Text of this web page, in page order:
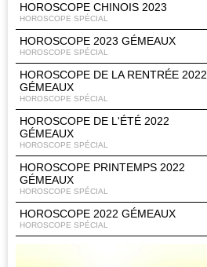
HOROSCOPE CHINOIS 2023
HOROSCOPE SPÉCIAL
HOROSCOPE 2023 GÉMEAUX
HOROSCOPE SPÉCIAL
HOROSCOPE DE LA RENTRÉE 2022
GÉMEAUX
HOROSCOPE SPÉCIAL
HOROSCOPE DE L'ÉTÉ 2022
GÉMEAUX
HOROSCOPE SPÉCIAL
HOROSCOPE PRINTEMPS 2022
GÉMEAUX
HOROSCOPE SPÉCIAL
HOROSCOPE 2022 GÉMEAUX
HOROSCOPE SPÉCIAL